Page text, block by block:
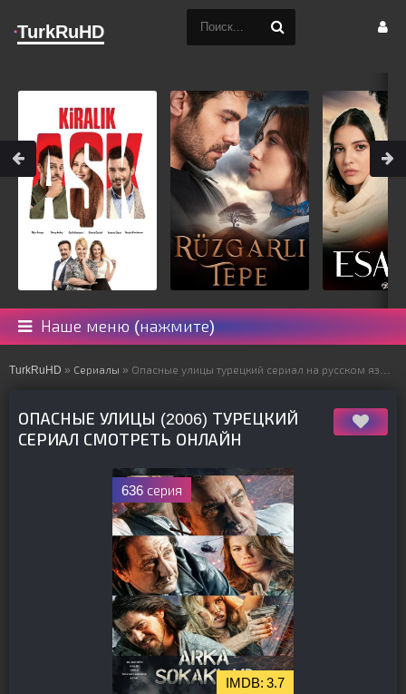
Наше меню (нажмите)
TurkRuHD » Сериалы » Опасные улицы турецкий сериал на русском языке все серии смотреть онлайн бесплатно подряд
ОПАСНЫЕ УЛИЦЫ (2006) ТУРЕЦКИЙ
СЕРИАЛ СМОТРЕТЬ ОНЛАЙН
636 серия
3.7
TurkRuHD